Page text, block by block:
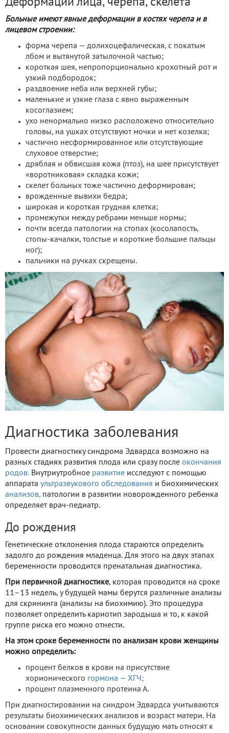
Деформации лица, черепа, скелета
Больные имеют явные деформации в костях черепа и в
лицевом строении:
форма черепа — долихоцефалическая, с покатым
лбом и вытянутой затылочной частью;
короткая шея, непропорционально крохотный рот и
узкий подбородок;
раздвоение неба или верхней губы;
маленькие и узкие глаза с явно выраженным
косоглазием;
ухо ненормально низко расположено относительно
головы, на ушках отсутствуют мочки и нет козелка;
частично несформированное или отсутствующие
слуховое отверстие;
дряблая и обвисшая кожа (птоз), на шее присутствует
«воротниковая» складка кожи;
скелет больных тоже частично деформирован;
врожденные вывихи бедра;
широкая и короткая грудная клетка;
промежутки между ребрами меньше нормы;
почти всегда патологии на стопах (косолапость,
стопы-качалки, толстые и короткие большие пальцы
ног);
пальчики на ручках скрещены.
Диагностика заболевания
Провести диагностику синдрома Эдвардса возможно на
разных стадиях развития плода или сразу после окончания
родов. Внутриутробное развитие исследуют с помощью
аппарата ультразвукового обследования и биохимических
анализов, патологии в развитии новорожденного ребенка
определяет врач-педиатр.
До рождения
Генетические отклонения плода стараются определить
задолго до рождения младенца. Для этого на двух этапах
беременности проводится пренатальная диагностика.
При первичной диагностике, которая проводится на сроке
11–13 недель, у будущей мамы берутся различные анализы
для скрининга (анализы на биохимию). Это процедура
позволяет определить кариотип зародыша и то, к какой
группе риска его можно отнести.
На этом сроке беременности по анализам крови женщины
можно определить:
процент белков в крови на присутствие
хорионического гормона — ХГЧ;
процент плазменного протеина А.
При диагностировании на синдром Эдвардса учитываются
результаты биохимических анализов и возраст матери. На
основании совокупности данных будущую мать относят к